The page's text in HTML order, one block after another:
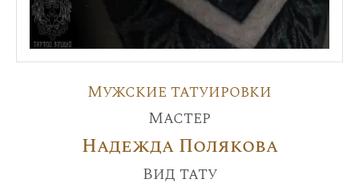
Мужские татуировки
Мастер
Надежда Полякова
Вид тату